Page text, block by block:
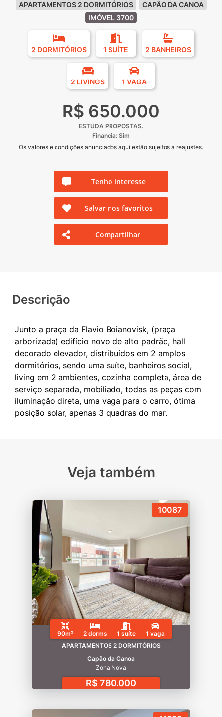
APARTAMENTOS 2 DORMITÓRIOS
CAPÃO DA CANOA
IMÓVEL 3700
2 DORMITÓRIOS 1 SUÍTE 2 BANHEIROS
2 LIVINGS 1 VAGA
R$ 650.000
ESTUDA PROPOSTAS.
Financia: Sim
Os valores e condições anunciados aqui estão sujeitos a reajustes.
Tenho interesse
Salvar nos favoritos
Compartilhar
Descrição
Junto a praça da Flavio Boianovisk, (praça
arborizada) edifício novo de alto padrão, hall
decorado elevador, distribuídos em 2 amplos
dormitórios, sendo uma suíte, banheiros social,
living em 2 ambientes, cozinha completa, área de
serviço separada, mobiliado, todas as peças com
iluminação direta, uma vaga para o carro, ótima
Veja também
10087
90m² 2 dorms 1 suíte
1 vaga
APARTAMENTOS 2 DORMITÓRIOS
Capão da Canoa
Zona Nova
R$ 780.000